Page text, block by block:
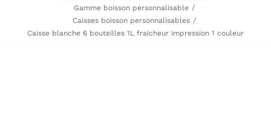
Collection
Gamme boisson personnalisable
Caisses boisson personnalisables
Caisse blanche 6 bouteilles 1L fraicheur impression 1 couleur